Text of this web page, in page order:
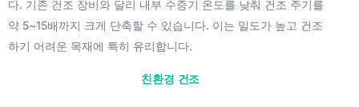
다. 기존 건조 장비와 달리 내부 수증기 온도를 낮춰 건조 주기를
약 5~15배까지 크게 단축할 수 있습니다. 이는 밀도가 높고 건조
하기 어려운 목재에 특히 유리합니다.
친환경 건조